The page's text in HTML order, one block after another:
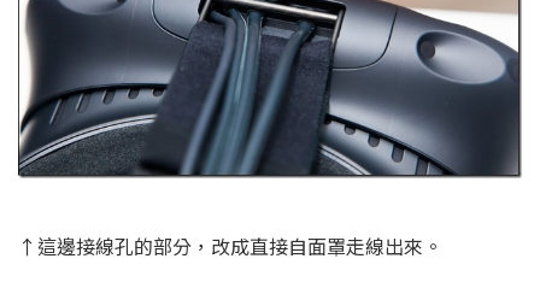
↑這邊接線孔的部分，改成直接自面罩走線出來。